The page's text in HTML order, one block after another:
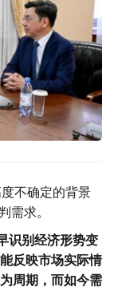
不确定的背景
需求。
识别经济形势变
反映市场实际情
周期，而如今需